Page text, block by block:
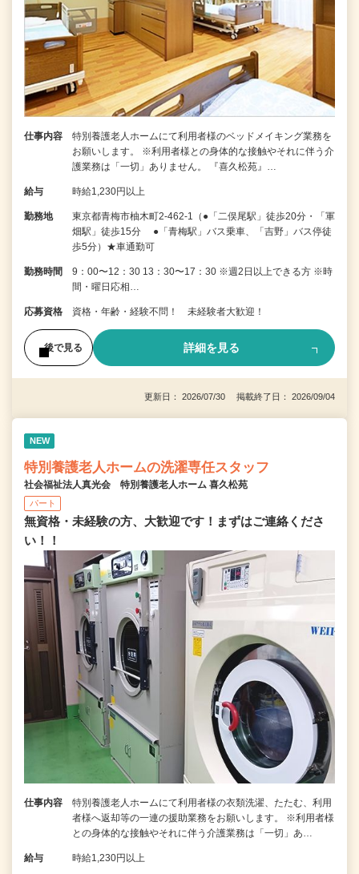
仕事内容
特別養護老人ホームにて利用者様のベッドメイキング業務を
お願いします。 ※利用者様との身体的な接触やそれに伴う介
護業務は「一切」ありません。 『喜久松苑』…
給与 時給1,230円以上
勤務地
東京都青梅市柚木町2-462-1（●「二俣尾駅」徒歩20分・「軍
畑駅」徒歩15分 ●「青梅駅」バス乗車、「吉野」バス停徒
歩5分）★車通勤可
勤務時間
9：00〜12：30 13：30〜17：30 ※週2日以上できる方 ※時
間・曜日応相…
応募資格 資格・年齢・経験不問！ 未経験者大歓迎！
後で見る 詳細を見る
更新日： 2026/07/30 掲載終了日： 2026/09/04
NEW
特別養護老人ホームの洗濯専任スタッフ
社会福祉法人真光会 特別養護老人ホーム 喜久松苑
パート
無資格・未経験の方、大歓迎です！まずはご連絡くださ
い！！
仕事内容
特別養護老人ホームにて利用者様の衣類洗濯、たたむ、利用
者様へ返却等の一連の援助業務をお願いします。 ※利用者様
との身体的な接触やそれに伴う介護業務は「一切」あ…
給与 時給1,230円以上